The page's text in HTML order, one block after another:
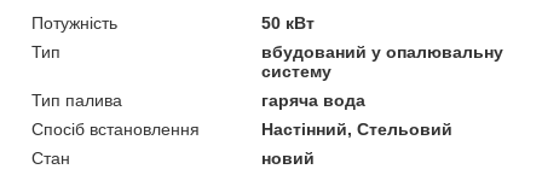
Потужність
50 кВт
Тип
вбудований у опалювальну
систему
Тип палива
гаряча вода
Спосіб встановлення
Настінний, Стельовий
Стан
новий